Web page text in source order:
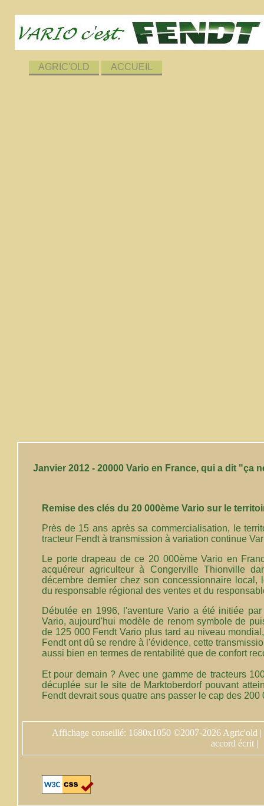
AGRIC'OLD ACCUEIL
Janvier 2012 - 20000 Vario en France, qui a dit "ça
Remise des clés du 20 000ème Vario sur le
Près de 15 ans après sa commercialisation, le
tracteur Fendt à transmission à variation continue
Le porte drapeau de ce 20 000ème Vario en
acquéreur agriculteur à Congerville Thionville
décembre dernier chez son concessionnaire local,
du responsable régional des ventes et du
Débutée en 1996, l'aventure Vario a été initiée
Vario, aujourd'hui modèle de renom symbole de
de 125 000 Fendt Vario plus tard au niveau
Fendt ont dû se rendre à l'évidence, cette
aussi bien en termes de rentabilité que de confort
Et pour demain ? Avec une gamme de tracteurs
décuplée sur le site de Marktoberdorf pouvant
Fendt devrait sous quatre ans passer le cap des
Affichage conseillé: 1680x1050 ©2007-2026 Agric'old |
accord écrit |